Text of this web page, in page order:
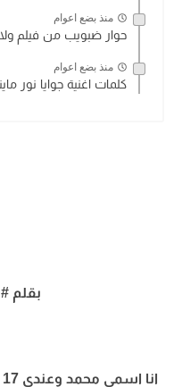
منذ بضع اعوام
حوار ضبويب من فيلم
منذ بضع اعوام
كلمات اغنية جوايا نور
بقلم